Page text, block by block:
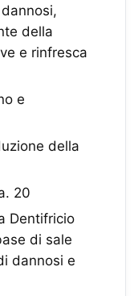
della
e rinfresca
e
della
20
Dentifricio
di sale
dannosi e